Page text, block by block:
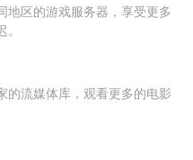
地区的游戏服务器，享受更多
的流媒体库，观看更多的电影